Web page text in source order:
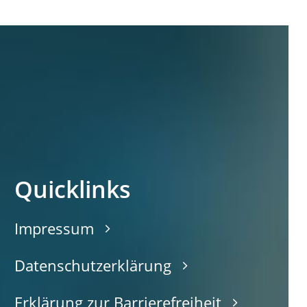
Quicklinks
Impressum
Datenschutzerklärung
Erklärung zur Barrierefreiheit